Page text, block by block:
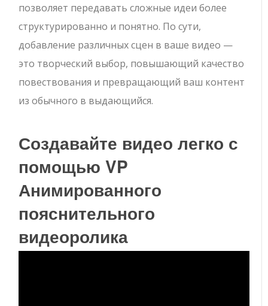
позволяет передавать сложные идеи более
структурированно и понятно. По сути,
добавление различных сцен в ваше видео —
это творческий выбор, повышающий качество
повествования и превращающий ваш контент
из обычного в выдающийся.
Создавайте видео легко с
помощью VP
Анимированного
пояснительного
видеоролика